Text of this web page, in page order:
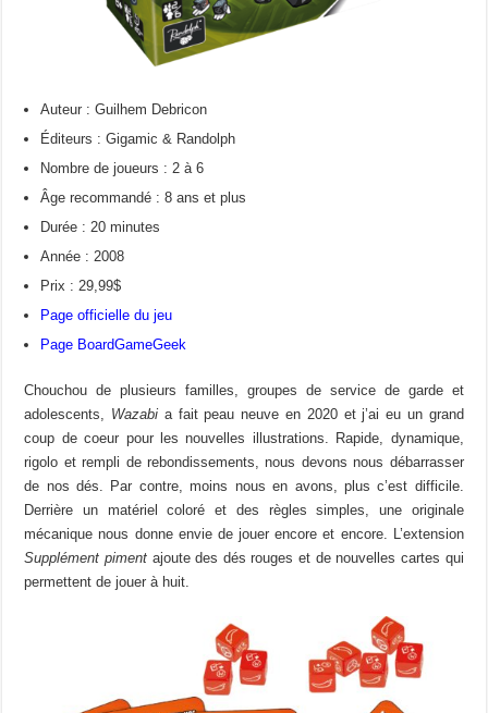
Auteur : Guilhem Debricon
Éditeurs : Gigamic & Randolph
Nombre de joueurs : 2 à 6
Âge recommandé : 8 ans et plus
Durée : 20 minutes
Année : 2008
Prix : 29,99$
Page officielle du jeu
Page BoardGameGeek
Chouchou de plusieurs familles, groupes de service de garde et
adolescents, Wazabi a fait peau neuve en 2020 et j’ai eu un grand
coup de coeur pour les nouvelles illustrations. Rapide, dynamique,
rigolo et rempli de rebondissements, nous devons nous débarrasser
de nos dés. Par contre, moins nous en avons, plus c’est difficile.
Derrière un matériel coloré et des règles simples, une originale
mécanique nous donne envie de jouer encore et encore. L’extension
Supplément pimentajoute des dés rouges et de nouvelles cartes qui
permettent de jouer à huit.